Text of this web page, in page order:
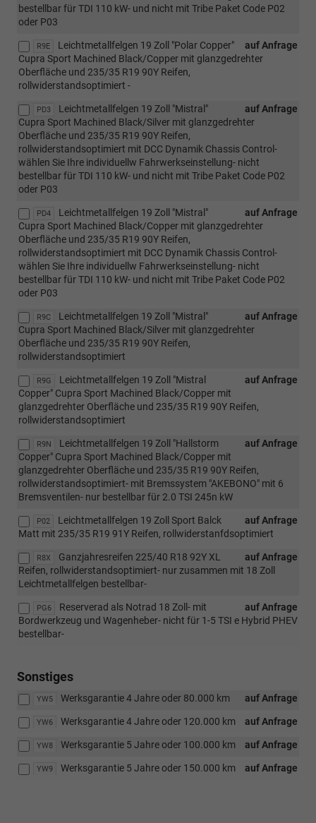
bestellbar für TDI 110 kW- und nicht mit Tribe Paket Code P02
oder P03
R9E auf Anfrage
Leichtmetallfelgen 19 Zoll "Polar Copper"
Cupra Sport Machined Black/Copper mit glanzgedrehter
Oberfläche und 235/35 R19 90Y Reifen,
rollwiderstandsoptimiert -
PD3 auf Anfrage
Leichtmetallfelgen 19 Zoll "Mistral"
Cupra Sport Machined Black/Silver mit glanzgedrehter
Oberfläche und 235/35 R19 90Y Reifen,
rollwiderstandsoptimiert mit DCC Dynamik Chassis Control-
wählen Sie Ihre individuellw Fahrwerkseinstellung- nicht
bestellbar für TDI 110 kW- und nicht mit Tribe Paket Code P02
oder P03
PD4 auf Anfrage
Leichtmetallfelgen 19 Zoll "Mistral"
Cupra Sport Machined Black/Copper mit glanzgedrehter
Oberfläche und 235/35 R19 90Y Reifen,
rollwiderstandsoptimiert mit DCC Dynamik Chassis Control-
wählen Sie Ihre individuellw Fahrwerkseinstellung- nicht
bestellbar für TDI 110 kW- und nicht mit Tribe Paket Code P02
oder P03
R9C auf Anfrage
Leichtmetallfelgen 19 Zoll "Mistral"
Cupra Sport Machined Black/Silver mit glanzgedrehter
Oberfläche und 235/35 R19 90Y Reifen,
rollwiderstandsoptimiert
R9G auf Anfrage
Leichtmetallfelgen 19 Zoll "Mistral
Copper" Cupra Sport Machined Black/Copper mit
glanzgedrehter Oberfläche und 235/35 R19 90Y Reifen,
rollwiderstandsoptimiert
R9N auf Anfrage
Leichtmetallfelgen 19 Zoll "Hallstorm
Copper" Cupra Sport Machined Black/Copper mit
glanzgedrehter Oberfläche und 235/35 R19 90Y Reifen,
rollwiderstandsoptimiert- mit Bremssystem "AKEBONO" mit 6
Bremsventilen- nur bestellbar für 2.0 TSI 245n kW
P02 auf Anfrage
Leichtmetallfelgen 19 Zoll Sport Balck
Matt mit 235/35 R19 91Y Reifen, rollwiderstanfdsoptimiert
R8X auf Anfrage
Ganzjahresreifen 225/40 R18 92Y XL
Reifen, rollwiderstandsoptimiert- nur zusammen mit 18 Zoll
Leichtmetallfelgen bestellbar-
PG6 auf Anfrage
Reserverad als Notrad 18 Zoll- mit
Bordwerkzeug und Wagenheber- nicht für 1-5 TSI e Hybrid PHEV
bestellbar-
Sonstiges
YW5 auf Anfrage
Werksgarantie 4 Jahre oder 80.000 km
YW6 auf Anfrage
Werksgarantie 4 Jahre oder 120.000 km
YW8 auf Anfrage
Werksgarantie 5 Jahre oder 100.000 km
YW9 auf Anfrage
Werksgarantie 5 Jahre oder 150.000 km